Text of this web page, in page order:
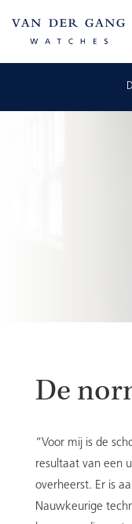
De
“Voor mij is de
resultaat van een
overheerst. Er is
Nauwkeurige